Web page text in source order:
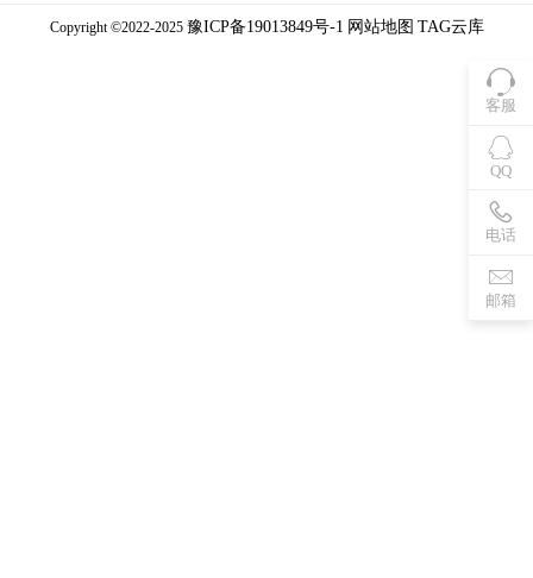
客服
QQ
电话
邮箱
Copyright ©2022-2025 豫ICP备19013849号-1 网站地图 TAG云库